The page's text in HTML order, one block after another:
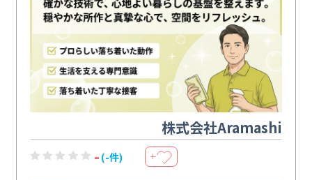
株式会社Aramashi
- (-件) ＋